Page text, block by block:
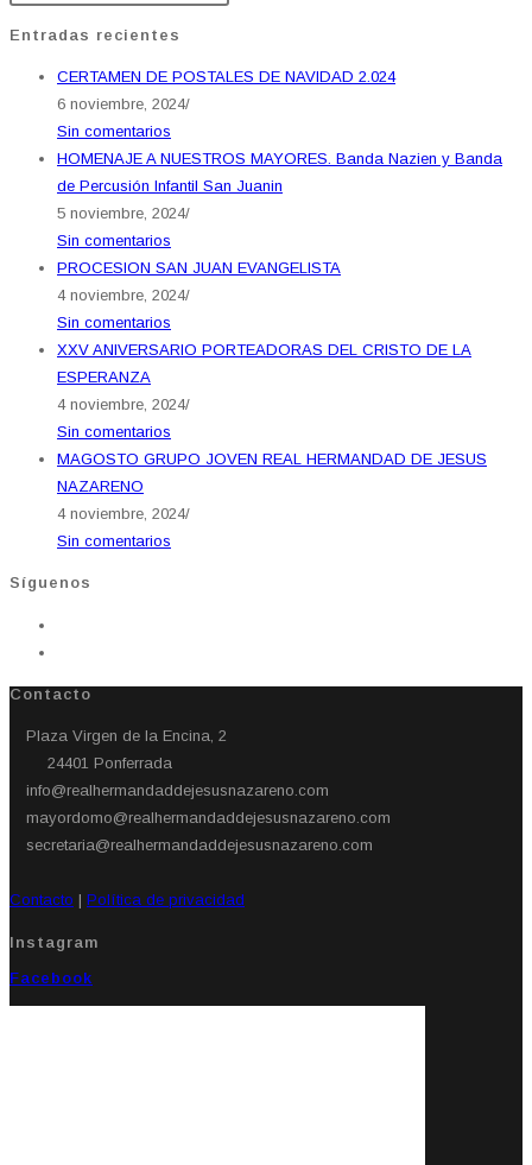
Entradas recientes
CERTAMEN DE POSTALES DE NAVIDAD 2.024
6 noviembre, 2024/
Sin comentarios
HOMENAJE A NUESTROS MAYORES. Banda Nazien y Banda
de Percusión Infantil San Juanin
5 noviembre, 2024/
Sin comentarios
PROCESION SAN JUAN EVANGELISTA
4 noviembre, 2024/
Sin comentarios
XXV ANIVERSARIO PORTEADORAS DEL CRISTO DE LA
ESPERANZA
4 noviembre, 2024/
Sin comentarios
MAGOSTO GRUPO JOVEN REAL HERMANDAD DE JESUS
NAZARENO
4 noviembre, 2024/
Sin comentarios
Síguenos
Contacto
Plaza Virgen de la Encina, 2
24401 Ponferrada​
info@realhermandaddejesusnazareno.com
mayordomo@realhermandaddejesusnazareno.com
secretaria@realhermandaddejesusnazareno.com
Contacto | Política de privacidad
Instagram
Facebook